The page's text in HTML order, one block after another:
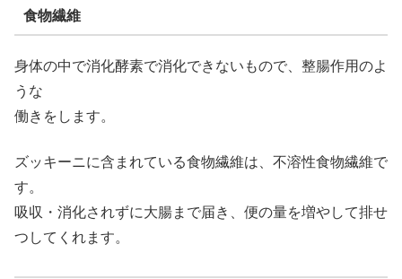
食物繊維
身体の中で消化酵素で消化できないもので、整腸作用のよ
うな
働きをします。
ズッキーニに含まれている食物繊維は、不溶性食物繊維で
す。
吸収・消化されずに大腸まで届き、便の量を増やして排せ
つしてくれます。